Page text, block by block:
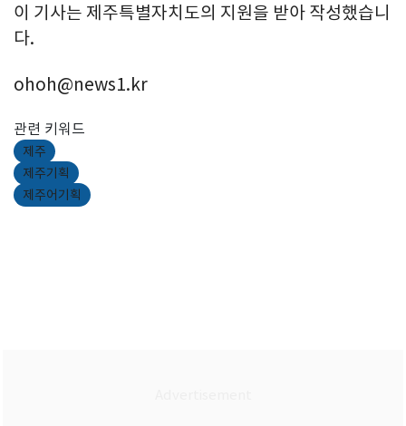
이 기사는 제주특별자치도의 지원을 받아 작성했습니
다.
ohoh@news1.kr
관련 키워드
제주
제주기획
제주어기획